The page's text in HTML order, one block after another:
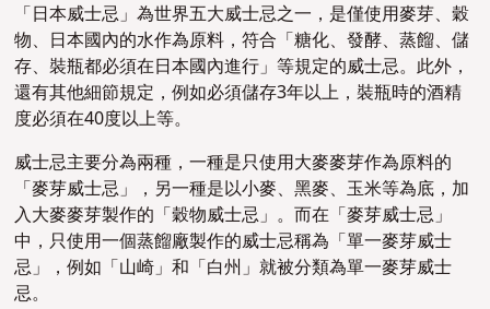
「日本威士忌」為世界五大威士忌之一 ，是僅使用麥芽、穀
物、日本國內的水作為原料，符合「糖化、發酵、蒸餾、儲
存、裝瓶都必須在日本國內進行」等規定的威士忌。此外，
還有其他細節規定，例如必須儲存3年以上，裝瓶時的酒精
度必須在40度以上等。
威士忌主要分為兩種，一種是只使用大麥麥芽作為原料的
「麥芽威士忌」，另一種是以小麥、黑麥、玉米等為底，加
入大麥麥芽製作的「穀物威士忌」。而在「麥芽威士忌」
中，只使用一個蒸餾廠製作的威士忌稱為「單一麥芽威士
忌」，例如「山崎」和「白州」就被分類為單一麥芽威士
忌。